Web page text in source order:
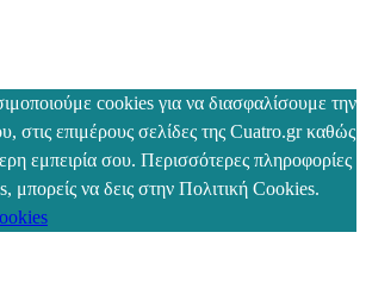
cookies για να διασφαλίσουμε την
στις επιμέρους σελίδες της Cuatro.gr καθώς
εμπειρία σου. Περισσότερες πληροφορίες
μπορείς να δεις στην Πολιτική Cookies.